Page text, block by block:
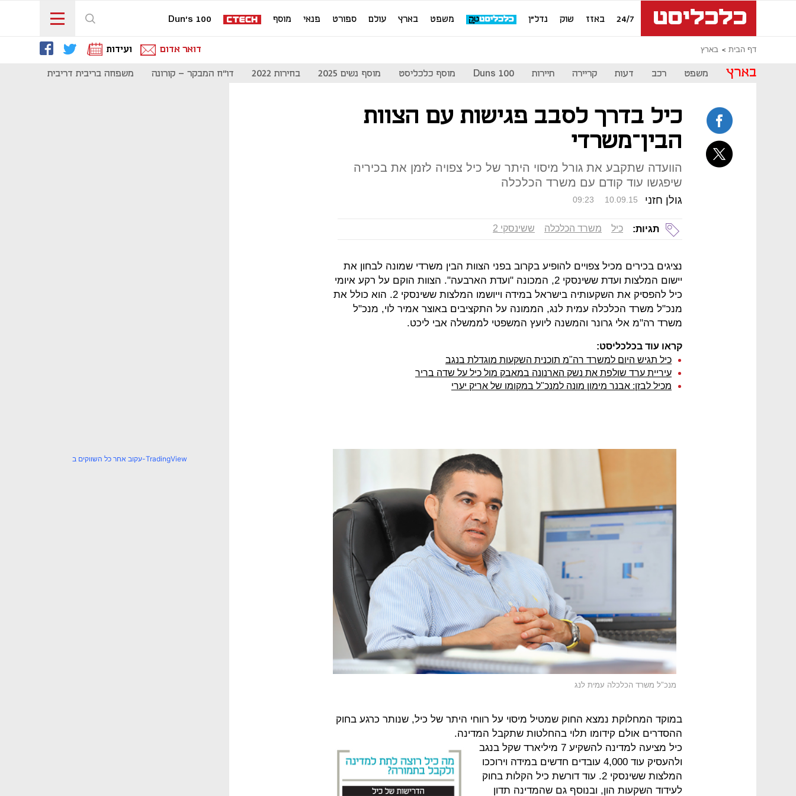
24/7 באזז שוק נדל"ן משפט בארץ עולם ספורט פנאי מוסף Dun's 100
דף הבית בארץ דואר אדום ועידות
בארץ משפט רכב דעות קריירה תיירות Duns 100 מוסף כלכליסט מוסף נשים 2025 בחירות 2022 דו"ח המבקר - קורונה משפחה בריבית דריבית
כיל בדרך לסבב פגישות עם הצוות
הבין־משרדי
הוועדה שתקבע את גורל מיסוי היתר של כיל צפויה לזמן את בכיריה
שיפגשו עוד קודם עם משרד הכלכלה
גולן חזני 09:23 10.09.15
תגיות: כיל משרד הכלכלה ששינסקי 2
נציגים בכירים מכיל צפויים להופיע בקרוב בפני הצוות הבין משרדי שמונה לבחון את
יישום המלצות ועדת ששינסקי 2, המכונה "ועדת הארבעה". הצוות הוקם על רקע איומי
כיל להפסיק את השקעותיה בישראל במידה וייושמו המלצות ששינסקי 2. הוא כולל את
מנכ"ל משרד הכלכלה עמית לנג, הממונה על התקציבים באוצר אמיר לוי, מנכ"ל
משרד רה"מ אלי גרונר והמשנה ליועץ המשפטי לממשלה אבי ליכט.
קראו עוד בכלכליסט:
כיל תגיש היום למשרד רה"מ תוכנית השקעות מוגדלת בנגב
עיריית ערד שולפת את נשק הארנונה במאבק מול כיל על שדה בריר
מכיל לבזן: אבנר מימון מונה למנכ"ל במקומו של אריק יערי
מנכ"ל משרד הכלכלה עמית לנג
במוקד המחלוקת נמצא החוק שמטיל מיסוי על רווחי היתר של כיל, שנותר כרגע בחוק
ההסדרים אולם קידומו תלוי בהחלטות שתקבל המדינה.
כיל מציעה למדינה להשקיע 7 מיליארד שקל בנגב
ולהעסיק עוד 4,000 עובדים חדשים במידה וירוככו
המלצות ששינסקי 2. עוד דורשת כיל הקלות בחוק
לעידוד השקעות הון, ובנוסף גם שהמדינה תדון
עקוב אחר כל השווקים ב-TradingView